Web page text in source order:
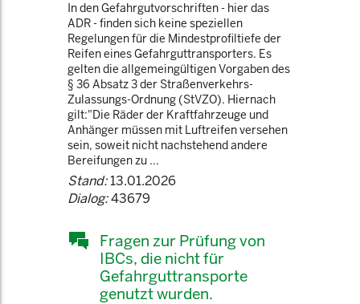
In den Gefahrgutvorschriften - hier das
ADR - finden sich keine speziellen
Regelungen für die Mindestprofiltiefe der
Reifen eines Gefahrguttransporters. Es
gelten die allgemeingültigen Vorgaben des
§ 36 Absatz 3 der Straßenverkehrs-
Zulassungs-Ordnung (StVZO). Hiernach
gilt:"Die Räder der Kraftfahrzeuge und
Anhänger müssen mit Luftreifen versehen
sein, soweit nicht nachstehend andere
Bereifungen zu ...
Stand:13.01.2026
Dialog:43679
Fragen zur Prüfung von
IBCs, die nicht für
Gefahrguttransporte
genutzt wurden.